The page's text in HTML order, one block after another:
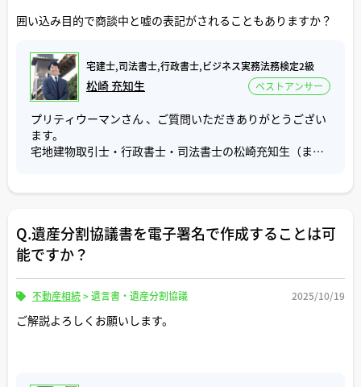
不動産取引後の紛争を未然に防止する責任がありますの
説明することが望ましいです。
また、買主が住宅ローンを利用する場合、金融機関から地
積測量図の提出を求めてくることがあります。
あらかじめ地積測量図を用意しておくことは、住宅ローン
手続を円滑に進める上でも重要です。
地積測量図は、全国の法務局で５００円（本回答時点）の
印紙を用意すれば取得できますので、土地や建物の登記簿
謄本の取得する際に合わせて取得しておくと効率良く準備
できると思います。
ご参考にしていただけましたら幸いです。
Aさんの持分の一部を譲渡をする場合も同様です。
さんの登記識別情報の効力は残っているので、将来、Aさん
の持分の残部を譲渡する際にこのAさんの登記識別情報が
必要になります。
Aさんが複数回に分けて持分を取得している場合、登記申
請をした分だけ登記簿謄本にも取得した持分が記載されて
います。
通常、登記の完了ごとに法務局から登記識別情報が発行さ
渡する場合は、その発行された分だけのAさんの登記識別
さらに、複数回に分けて取得した持分のうち、Aさんがそ
の一部を譲渡する場合、譲渡する持分を取得した時に発行
されたAさんの登記識別情報が必要になりますが、どの持
分を譲渡するのか客観的に分からなくなるので、登記簿謄
請書にも記載することになります。
囲い込み目的で商談中と嘘の表記がされることもありますか？
宅建士,司法書士,行政書士,ビジネス実務法務検定2級
松崎 充知生 ベストアンサー
プリティウーマンさん 、ご質問いただきありがとうござい
ます。
宅地建物取引士・行政書士・司法書士の松崎充知生（まつ
不動産売買での「商談中」とは、その不動産会社が購入検
討者と具体的な打合せをしていることを意味します。
内見や購入申込みができるかどうかは、その不動産の販売
を担当する不動産会社や担当者によります。基本的には打
合わせをしている購入検討者が優先されるので、仮に内見
Q.遺産分割協議書を電子署名で作成することは可
能ですか？
不動産相続>遺言書・遺産分割協議 2025/10/19
ご解説よろしくお願いします。